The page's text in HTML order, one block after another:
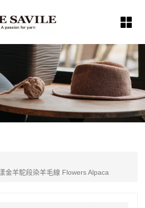
金羊駝段染羊毛線 Flowers Alpaca